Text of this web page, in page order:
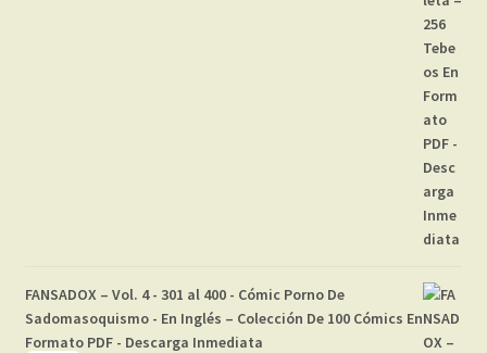
FANSADOX – Vol. 4 - 301 al 400 - Cómic Porno De
Sadomasoquismo - En Inglés – Colección De 100 Cómics En
Formato PDF - Descarga Inmediata